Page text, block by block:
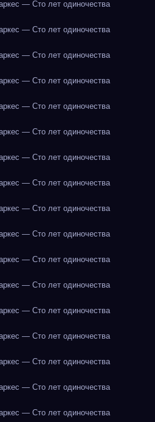
— Сто лет одиночества
— Сто лет одиночества
— Сто лет одиночества
— Сто лет одиночества
— Сто лет одиночества
— Сто лет одиночества
— Сто лет одиночества
— Сто лет одиночества
— Сто лет одиночества
— Сто лет одиночества
— Сто лет одиночества
— Сто лет одиночества
— Сто лет одиночества
— Сто лет одиночества
— Сто лет одиночества
— Сто лет одиночества
— Сто лет одиночества